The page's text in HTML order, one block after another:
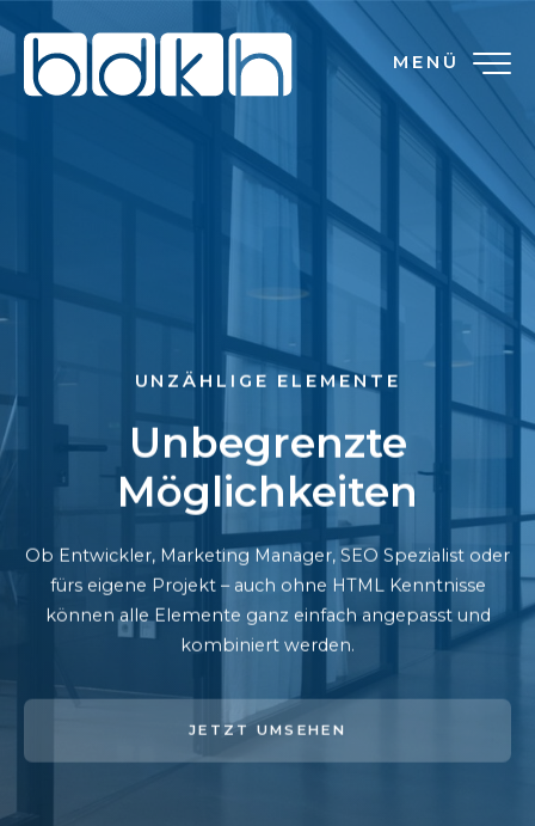
MENÜ
UNZÄHLIGE ELEMENTE
Unbegrenzte
Möglichkeiten
Ob Entwickler, Marketing Manager, SEO Spezialist oder
fürs eigene Projekt – auch ohne HTML Kenntnisse
können alle Elemente ganz einfach angepasst und
kombiniert werden.
JETZT UMSEHEN